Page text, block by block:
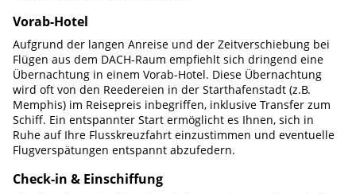
Vorab-Hotel
Aufgrund der langen Anreise und der Zeitverschiebung bei
Flügen aus dem DACH-Raum empfiehlt sich dringend eine
Übernachtung in einem Vorab-Hotel. Diese Übernachtung
wird oft von den Reedereien in der Starthafenstadt (z.B.
Memphis) im Reisepreis inbegriffen, inklusive Transfer zum
Schiff. Ein entspannter Start ermöglicht es Ihnen, sich in
Ruhe auf Ihre Flusskreuzfahrt einzustimmen und eventuelle
Flugverspätungen entspannt abzufedern.
Check-in & Einschiffung